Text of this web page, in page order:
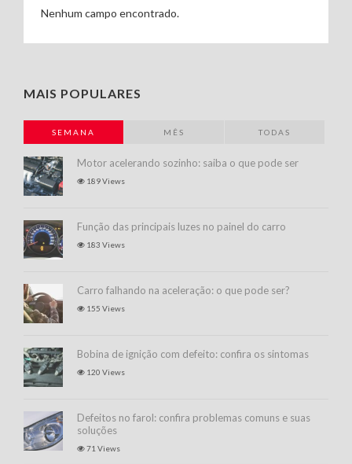
Nenhum campo encontrado.
MAIS POPULARES
SEMANA MÊS TODAS
Motor acelerando sozinho: saiba o que pode ser
189 Views
Função das principais luzes no painel do carro
183 Views
Carro falhando na aceleração: o que pode ser?
155 Views
Bobina de ignição com defeito: confira os sintomas
120 Views
Defeitos no farol: confira problemas comuns e suas
soluções
71 Views